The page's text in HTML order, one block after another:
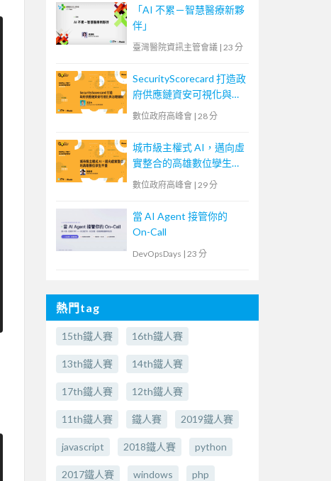
「AI 不累－智慧醫療新夥
伴」
臺灣醫院資訊主管會議 | 23 分
SecurityScorecard 打造政
府供應鏈資安可視化與治
理機制
數位政府高峰會 | 28 分
城市級主權式 AI，邁向虛
實整合的高雄數位孿生平
臺
數位政府高峰會 | 29 分
當 AI Agent 接管你的
On-Call
DevOpsDays | 23 分
熱門tag
15th鐵人賽 16th鐵人賽
13th鐵人賽 14th鐵人賽
17th鐵人賽 12th鐵人賽
11th鐵人賽 鐵人賽 2019鐵人賽
javascript 2018鐵人賽 python
2017鐵人賽 windows php